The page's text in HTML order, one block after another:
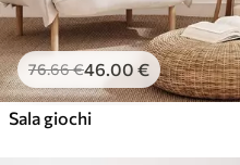
76.66€46.00 €
Sala giochi